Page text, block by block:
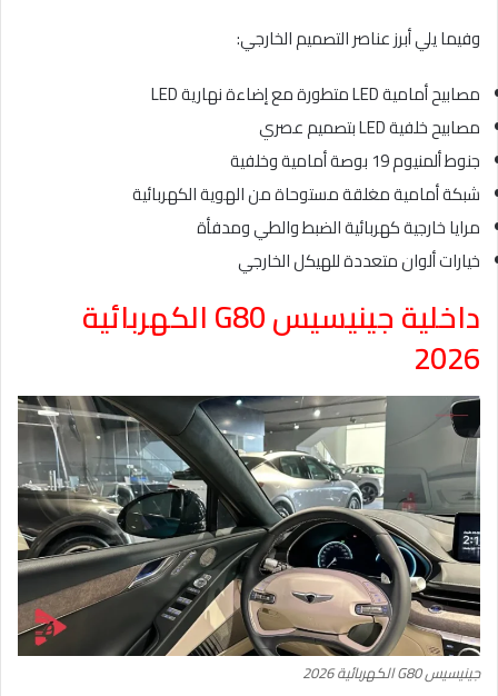
وفيما يلي أبرز عناصر التصميم الخارجي:
مصابيح أمامية LED متطورة مع إضاءة نهارية LED
مصابيح خلفية LED بتصميم عصري
جنوط ألمنيوم 19 بوصة أمامية وخلفية
شبكة أمامية مغلقة مستوحاة من الهوية الكهربائية
مرايا خارجية كهربائية الضبط والطي ومدفأة
خيارات ألوان متعددة للهيكل الخارجي
داخلية جينيسيس G80 الكهربائية
2026
جينيسيس G80 الكهربائية 2026